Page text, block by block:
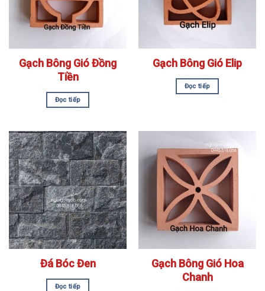
Gạch Bông Gió Đồng
Tiền
Đọc tiếp
Gạch Bông Gió Elip
Đọc tiếp
Đá Bóc Đen
Đọc tiếp
Gạch Bông Gió Hoa
Chanh